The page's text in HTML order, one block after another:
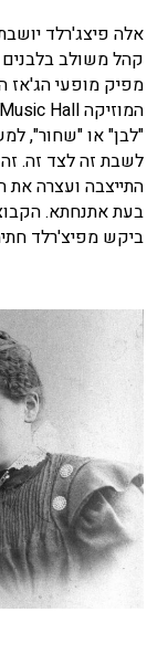
אלה פיצג'רלד
קהל משולב בלבנים
"לבן" או "שחור",
לשבת זה לצד זה.
התייצבה ועצרה
בעת אתנחתא.
ביקש מפיצ'רלד